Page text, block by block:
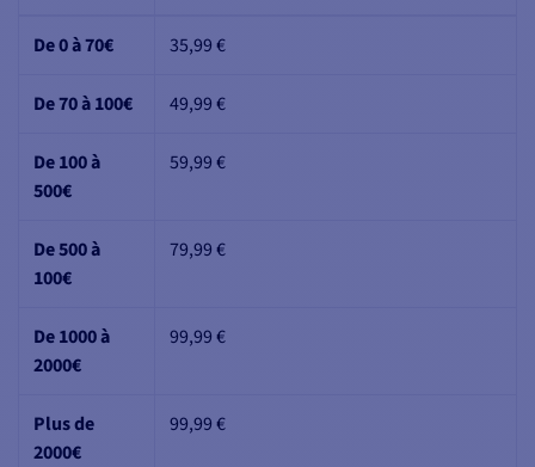
De 0 à 70€ 35,99 €
De 70 à 100€ 49,99 €
De 100 à
500€
59,99 €
De 500 à
100€
79,99 €
De 1000 à
2000€
99,99 €
Plus de
2000€
99,99 €